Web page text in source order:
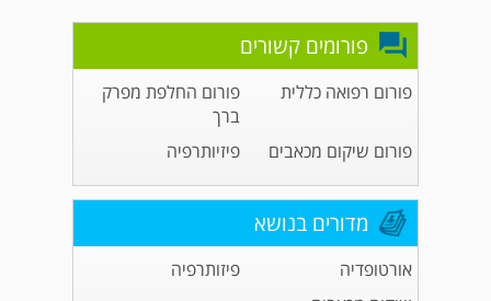
פורומים קשורים
פורום רפואה כללית
פורום החלפת מפרק
ברך
פורום שיקום מכאבים
פיזיותרפיה
מדורים בנושא
אורטופדיה
פיזותרפיה